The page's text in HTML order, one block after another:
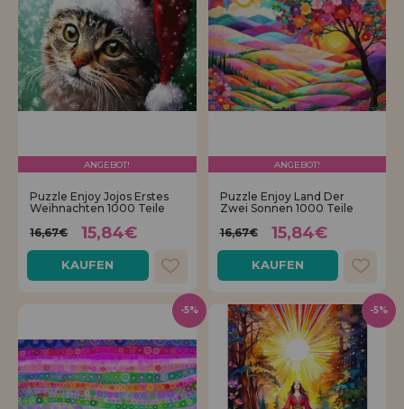
ANGEBOT!
Puzzle Enjoy Jojos Erstes
Weihnachten 1000 Teile
16,67€
15,84€
KAUFEN
ANGEBOT!
Puzzle Enjoy Land Der
Zwei Sonnen 1000 Teile
16,67€
15,84€
KAUFEN
-5% -5%